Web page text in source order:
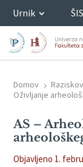
Urnik ŠIS
Domov 5
Oživljanje
AS –
Objavljeno 1.